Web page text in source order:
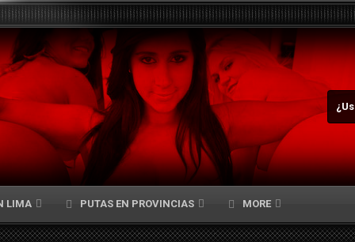
LIMA PUTAS EN PROVINCIAS MORE